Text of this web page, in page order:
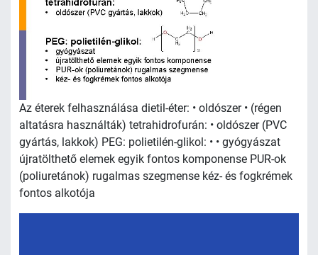
Az éterek felhasználása dietil-éter: • oldószer • (régen
altatásra használták) tetrahidrofurán: • oldószer (PVC
gyártás, lakkok) PEG: polietilén-glikol: • • gyógyászat
újratölthető elemek egyik fontos komponense PUR-ok
(poliuretánok) rugalmas szegmense kéz- és fogkrémek
fontos alkotója